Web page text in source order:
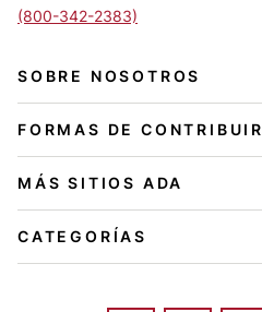
(800-342-2383)
SOBRE NOSOTROS
FORMAS DE CONTRIBUIR
MÁS SITIOS ADA
CATEGORÍAS